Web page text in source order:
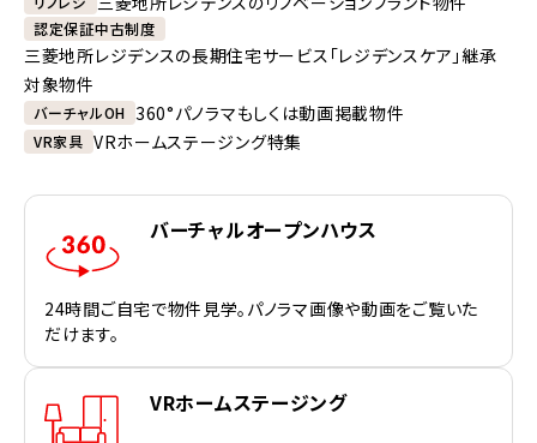
認定保証中古制度
三菱地所レジデンスの長期住宅サービス「レジデンスケア」継承
対象物件
バーチャルOH 360°パノラマもしくは動画掲載物件
VR家具 VRホームステージング特集
バーチャルオープンハウス
24時間ご自宅で物件見学。パノラマ画像や動画をご覧いた
だけます。
VRホームステージング